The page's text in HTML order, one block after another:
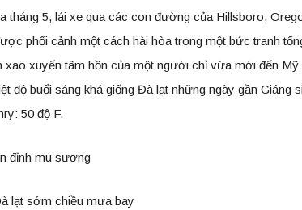
tháng 5, lái xe qua các con đường của Hillsboro,
phối cảnh một cách hài hòa trong một bức tranh
xao xuyến tâm hồn của một người chỉ vừa mới đến
độ buổi sáng khá giống Đà lạt những ngày gần Giáng
50 độ F.
đỉnh mù sương
lạt sớm chiều mưa bay